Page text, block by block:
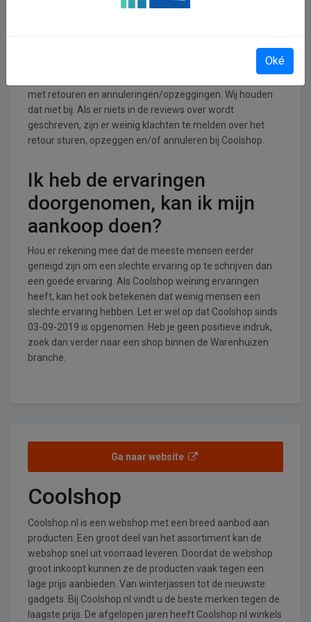
met retouren en annuleringen/opzeggingen. Wij houden
dat niet bij. Als er niets in de reviews over wordt
geschreven, zijn er weinig klachten te melden over het
retour sturen, opzeggen en/of annuleren bij Coolshop.
Ik heb de ervaringen
doorgenomen, kan ik mijn
aankoop doen?
Hou er rekening mee dat de meeste mensen eerder
geneigd zijn om een slechte ervaring op te schrijven dan
een goede ervaring. Als Coolshop weining ervaringen
heeft, kan het ook betekenen dat weinig mensen een
slechte ervaring hebben. Let er wel op dat Coolshop sinds
03-09-2019 is opgenomen. Heb je geen positieve indruk,
zoek dan verder naar een shop binnen de Warenhuizen
branche.
Ga naar website
Coolshop
Coolshop.nl is een webshop met een breed aanbod aan
producten. Een groot deel van het assortiment kan de
webshop snel uit voorraad leveren. Doordat de webshop
groot inkoopt kunnen ze de producten vaak tegen een
lage prijs aanbieden. Van winterjassen tot de nieuwste
gadgets. Bij Coolshop.nl vindt u de beste merken tegen de
laagste prijs. De afgelopen jaren heeft Coolshop.nl winkels
Oké